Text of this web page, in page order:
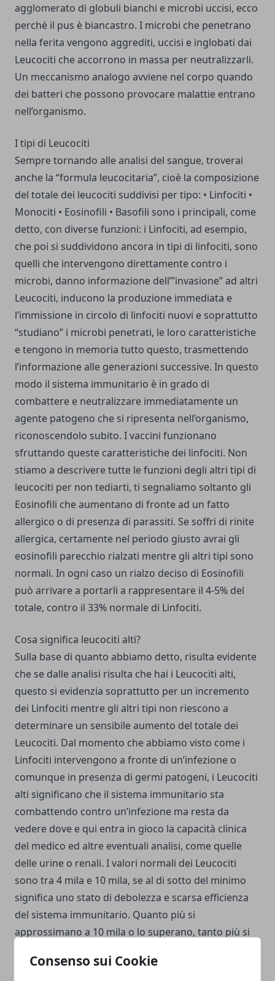
Consenso sui Cookie
agglomerato di globuli bianchi e microbi uccisi, ecco
perché il pus è biancastro. I microbi che penetrano
nella ferita vengono aggrediti, uccisi e inglobati dai
Leucociti che accorrono in massa per neutralizzarli.
Un meccanismo analogo avviene nel corpo quando
dei batteri che possono provocare malattie entrano
nell’organismo.
I tipi di Leucociti
Sempre tornando alle analisi del sangue, troverai
anche la “formula leucocitaria”, cioè la composizione
del totale dei leucociti suddivisi per tipo: • Linfociti •
Monociti • Eosinofili • Basofili sono i principali, come
detto, con diverse funzioni: i Linfociti, ad esempio,
che poi si suddividono ancora in tipi di linfociti, sono
quelli che intervengono direttamente contro i
microbi, danno informazione dell’”invasione” ad altri
Leucociti, inducono la produzione immediata e
l’immissione in circolo di linfociti nuovi e soprattutto
“studiano” i microbi penetrati, le loro caratteristiche
e tengono in memoria tutto questo, trasmettendo
l’informazione alle generazioni successive. In questo
modo il sistema immunitario è in grado di
combattere e neutralizzare immediatamente un
agente patogeno che si ripresenta nell’organismo,
riconoscendolo subito. I vaccini funzionano
sfruttando queste caratteristiche dei linfociti. Non
stiamo a descrivere tutte le funzioni degli altri tipi di
leucociti per non tediarti, ti segnaliamo soltanto gli
Eosinofili che aumentano di fronte ad un fatto
allergico o di presenza di parassiti. Se soffri di rinite
allergica, certamente nel periodo giusto avrai gli
eosinofili parecchio rialzati mentre gli altri tipi sono
normali. In ogni caso un rialzo deciso di Eosinofili
può arrivare a portarli a rappresentare il 4-5% del
totale, contro il 33% normale di Linfociti.
Cosa significa leucociti alti?
Sulla base di quanto abbiamo detto, risulta evidente
che se dalle analisi risulta che hai i Leucociti alti,
questo si evidenzia soprattutto per un incremento
dei Linfociti mentre gli altri tipi non riescono a
determinare un sensibile aumento del totale dei
Leucociti. Dal momento che abbiamo visto come i
Linfociti intervengono a fronte di un’infezione o
comunque in presenza di germi patogeni, i Leucociti
alti significano che il sistema immunitario sta
combattendo contro un’infezione ma resta da
vedere dove e qui entra in gioco la capacità clinica
del medico ed altre eventuali analisi, come quelle
delle urine o renali. I valori normali dei Leucociti
sono tra 4 mila e 10 mila, se al di sotto del minimo
significa uno stato di debolezza e scarsa efficienza
del sistema immunitario. Quanto più si
approssimano a 10 mila o lo superano, tanto più si
Leucociti si trovano in quantità di 6/7 mila.